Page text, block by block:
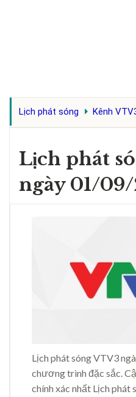
Lịch phát sóng Kênh
Lịch phát
ngày 01/
Lịch phát sóng VTV3
chương trình đặc sắc.
chính xác nhất Lịch phát